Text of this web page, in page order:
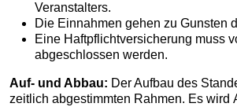
Veranstalters.
Die Einnahmen gehen zu Gunsten
Eine Haftpflichtversicherung muss
abgeschlossen werden.
Auf- und Abbau: Der Aufbau des
zeitlich abgestimmten Rahmen. Es wird